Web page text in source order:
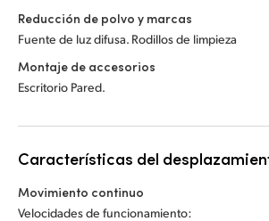
Reducción de polvo y marcas
Fuente de luz difusa. Rodillos de limpieza
Montaje de accesorios
Escritorio Pared.
Características del
Movimiento continuo
Velocidades de funcionamiento: